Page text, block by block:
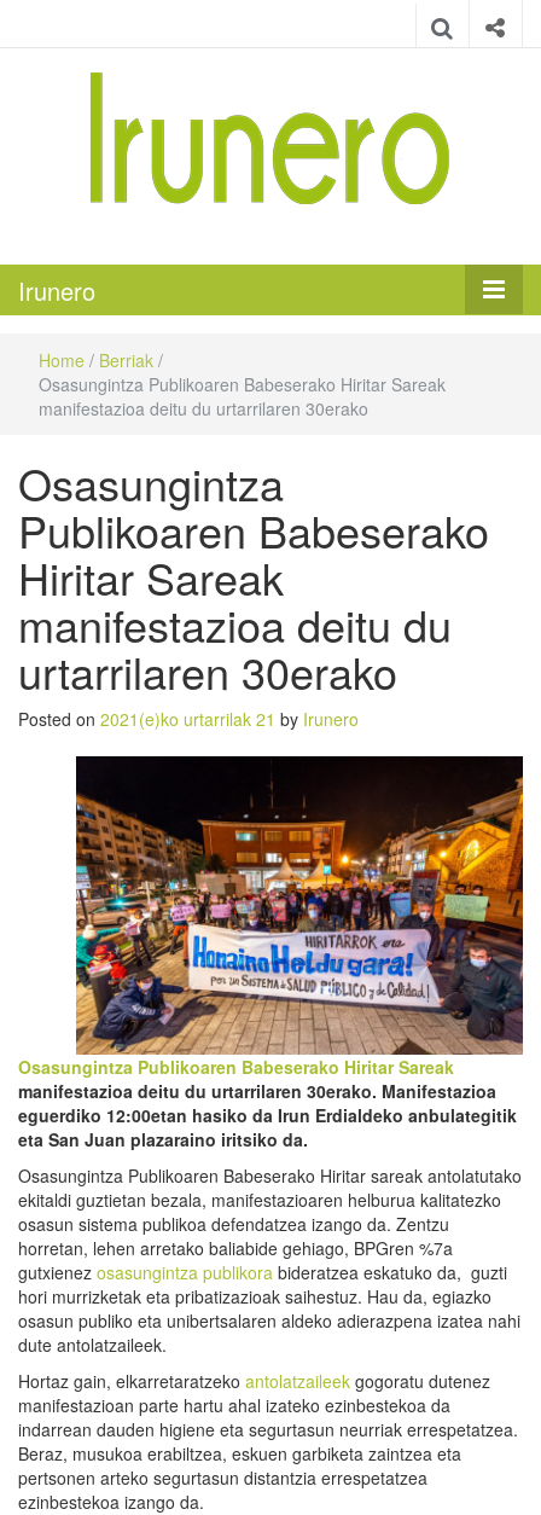
Irunero
Home / Berriak /
Osasungintza Publikoaren Babeserako Hiritar Sareak
manifestazioa deitu du urtarrilaren 30erako
Osasungintza
Publikoaren Babeserako
Hiritar Sareak
manifestazioa deitu du
urtarrilaren 30erako
Posted on 2021(e)ko urtarrilak 21 by Irunero
Osasungintza Publikoaren Babeserako Hiritar Sareak
manifestazioa deitu du urtarrilaren 30erako. Manifestazioa
eguerdiko 12:00etan hasiko da Irun Erdialdeko anbulategitik
eta San Juan plazaraino iritsiko da.
Osasungintza Publikoaren Babeserako Hiritar sareak antolatutako
ekitaldi guztietan bezala, manifestazioaren helburua kalitatezko
osasun sistema publikoa defendatzea izango da. Zentzu
horretan, lehen arretako baliabide gehiago, BPGren %7a
gutxienez osasungintza publikora bideratzea eskatuko da, guzti
hori murrizketak eta pribatizazioak saihestuz. Hau da, egiazko
osasun publiko eta unibertsalaren aldeko adierazpena izatea nahi
dute antolatzaileek.
Hortaz gain, elkarretaratzeko antolatzaileek gogoratu dutenez
manifestazioan parte hartu ahal izateko ezinbestekoa da
indarrean dauden higiene eta segurtasun neurriak errespetatzea.
Beraz, musukoa erabiltzea, eskuen garbiketa zaintzea eta
pertsonen arteko segurtasun distantzia errespetatzea
ezinbestekoa izango da.